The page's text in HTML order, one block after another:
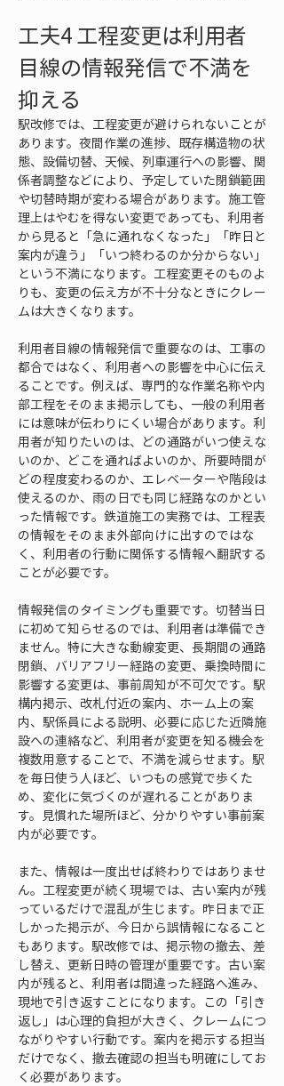
工夫4 工程変更は利用者
目線の情報発信で不満を
抑える
駅改修では、工程変更が避けられないことが
あります。夜間作業の進捗、既存構造物の状
態、設備切替、天候、列車運行への影響、関
係者調整などにより、予定していた閉鎖範囲
や切替時期が変わる場合があります。施工管
理上はやむを得ない変更であっても、利用者
から見ると「急に通れなくなった」「昨日と
案内が違う」「いつ終わるのか分からない」
という不満になります。工程変更そのものよ
りも、変更の伝え方が不十分なときにクレー
ムは大きくなります。
利用者目線の情報発信で重要なのは、工事の
都合ではなく、利用者への影響を中心に伝え
ることです。例えば、専門的な作業名称や内
部工程をそのまま掲示しても、一般の利用者
には意味が伝わりにくい場合があります。利
用者が知りたいのは、どの通路がいつ使えな
いのか、どこを通ればよいのか、所要時間が
どの程度変わるのか、エレベーターや階段は
使えるのか、雨の日でも同じ経路なのかとい
った情報です。鉄道施工の実務では、工程表
の情報をそのまま外部向けに出すのではな
く、利用者の行動に関係する情報へ翻訳する
ことが必要です。
情報発信のタイミングも重要です。切替当日
に初めて知らせるのでは、利用者は準備でき
ません。特に大きな動線変更、長期間の通路
閉鎖、バリアフリー経路の変更、乗換時間に
影響する変更は、事前周知が不可欠です。駅
構内掲示、改札付近の案内、ホーム上の案
内、駅係員による説明、必要に応じた近隣施
設への連絡など、利用者が変更を知る機会を
複数用意することで、不満を減らせます。駅
を毎日使う人ほど、いつもの感覚で歩くた
め、変化に気づくのが遅れることがありま
す。見慣れた場所ほど、分かりやすい事前案
内が必要です。
また、情報は一度出せば終わりではありませ
ん。工程変更が続く現場では、古い案内が残
っているだけで混乱が生じます。昨日まで正
しかった掲示が、今日から誤情報になること
もあります。駅改修では、掲示物の撤去、差
し替え、更新日時の管理が重要です。古い案
内が残ると、利用者は間違った経路へ進み、
現地で引き返すことになります。この「引き
返し」は心理的負担が大きく、クレームにつ
ながりやすい行動です。案内を掲示する担当
だけでなく、撤去確認の担当も明確にしてお
く必要があります。